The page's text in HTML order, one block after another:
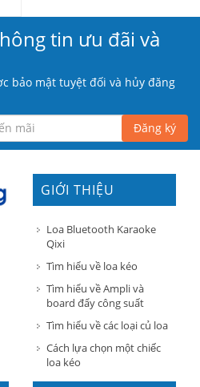
tin ưu đãi và
bảo mật tuyệt đối và hủy đăng
Đăng ký
GIỚI THIỆU
Loa Bluetooth Karaoke
Qixi
Tìm hiểu về loa kéo
Tìm hiểu về Ampli và
board đẩy công suất
Tìm hiểu về các loại củ loa
Cách lựa chọn một chiếc
loa kéo